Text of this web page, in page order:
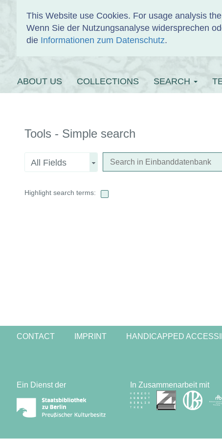
This Website use Cookies. For usage analysis
Wenn Sie der Nutzungsanalyse widersprechen
die Informationen zum Datenschutz.
ABOUT US COLLECTIONS SEARCH
Tools - Simple search
All Fields
Highlight search terms:
CONTACT IMPRINT HANDICAPPED
Ein Dienst der In Zusammenarbeit mit